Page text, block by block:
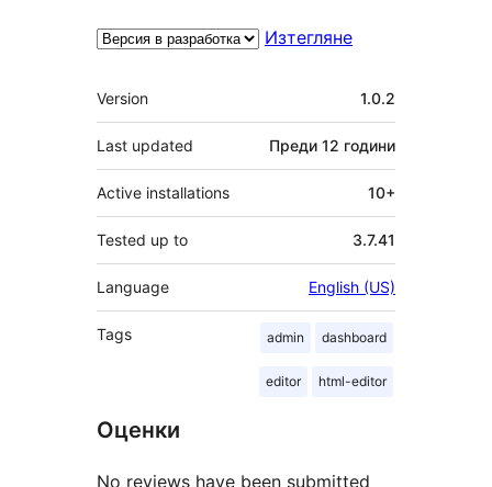
Изтегляне
Мета
Version 1.0.2
Last updated Преди 12 години
Active installations 10+
Tested up to 3.7.41
Language English (US)
Tags admin dashboard
editor html-editor
Оценки
No reviews have been submitted